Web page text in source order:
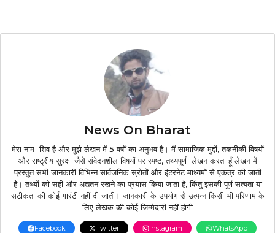
News On Bharat
मेरा नाम शिव है और मुझे लेखन में 5 वर्षों का अनुभव है। मैं सामाजिक मुद्दों, तकनीकी विषयों
और राष्ट्रीय सुरक्षा जैसे संवेदनशील विषयों पर स्पष्ट, तथ्यपूर्ण लेखन करता हूँ लेखन में
प्रस्तुत सभी जानकारी विभिन्न सार्वजनिक स्रोतों और इंटरनेट माध्यमों से एकत्र की जाती
है। तथ्यों को सही और अद्यतन रखने का प्रयास किया जाता है, किंतु इसकी पूर्ण सत्यता या
सटीकता की कोई गारंटी नहीं दी जाती। जानकारी के उपयोग से उत्पन्न किसी भी परिणाम के
लिए लेखक की कोई जिम्मेदारी नहीं होगी
Facebook Twitter Instagram
WhatsApp